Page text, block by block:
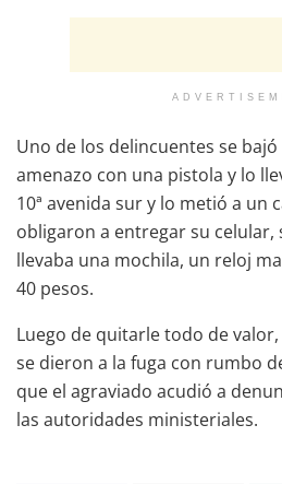
Uno de los delincuentes se
amenazo con una pistola y lo
10ª avenida sur y lo metió a un
obligaron a entregar su celular,
llevaba una mochila, un reloj
40 pesos.
Luego de quitarle todo de
se dieron a la fuga con rumbo
que el agraviado acudió a
las autoridades ministeriales.